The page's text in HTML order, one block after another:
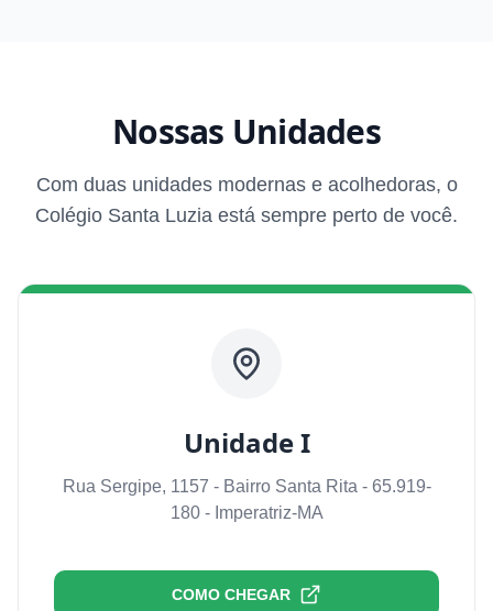
Nossas Unidades
Com duas unidades modernas e acolhedoras, o
Colégio Santa Luzia está sempre perto de você.
Unidade I
Rua Sergipe, 1157 - Bairro Santa Rita - 65.919-
180 - Imperatriz-MA
COMO CHEGAR